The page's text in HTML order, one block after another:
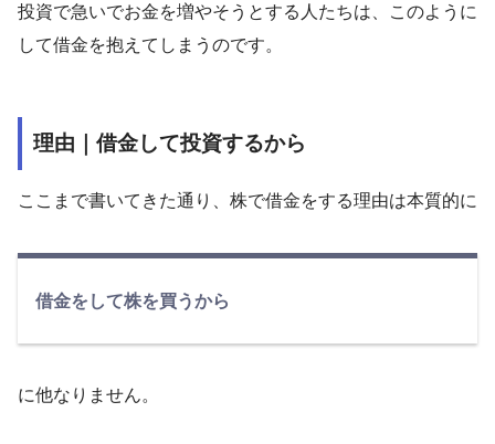
投資で急いでお金を増やそうとする人たちは、このように
して借金を抱えてしまうのです。
理由｜借金して投資するから
ここまで書いてきた通り、株で借金をする理由は本質的に
借金をして株を買うから
に他なりません。